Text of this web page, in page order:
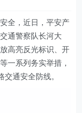
全，近日
，平安产
通警察队长河大
高亮反光标识、开
一系列务实举措，
交通安全防线。